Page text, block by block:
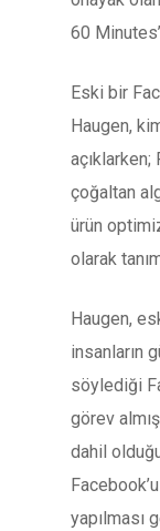
60
Eski bir
Haugen,
çoğaltan
ürün
olarak
Haugen,
insanların
söylediği
görev
dahil
yapılması